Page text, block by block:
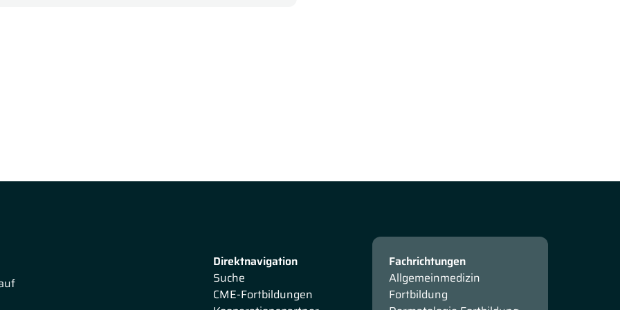
Direktnavigation
Suche
CME-Fortbildungen
Fachrichtungen
Allgemeinmedizin
Fortbildung